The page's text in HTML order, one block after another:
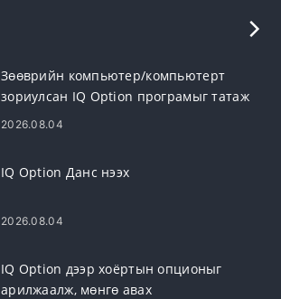
Зөөврийн компьютер/компьютерт
зориулсан IQ Option програмыг татаж
аваад суулгана уу (Windows, macOS)
2026.08.04
IQ Option Данс нээх
2026.08.04
IQ Option дээр хоёртын опционыг
арилжаалж, мөнгө авах